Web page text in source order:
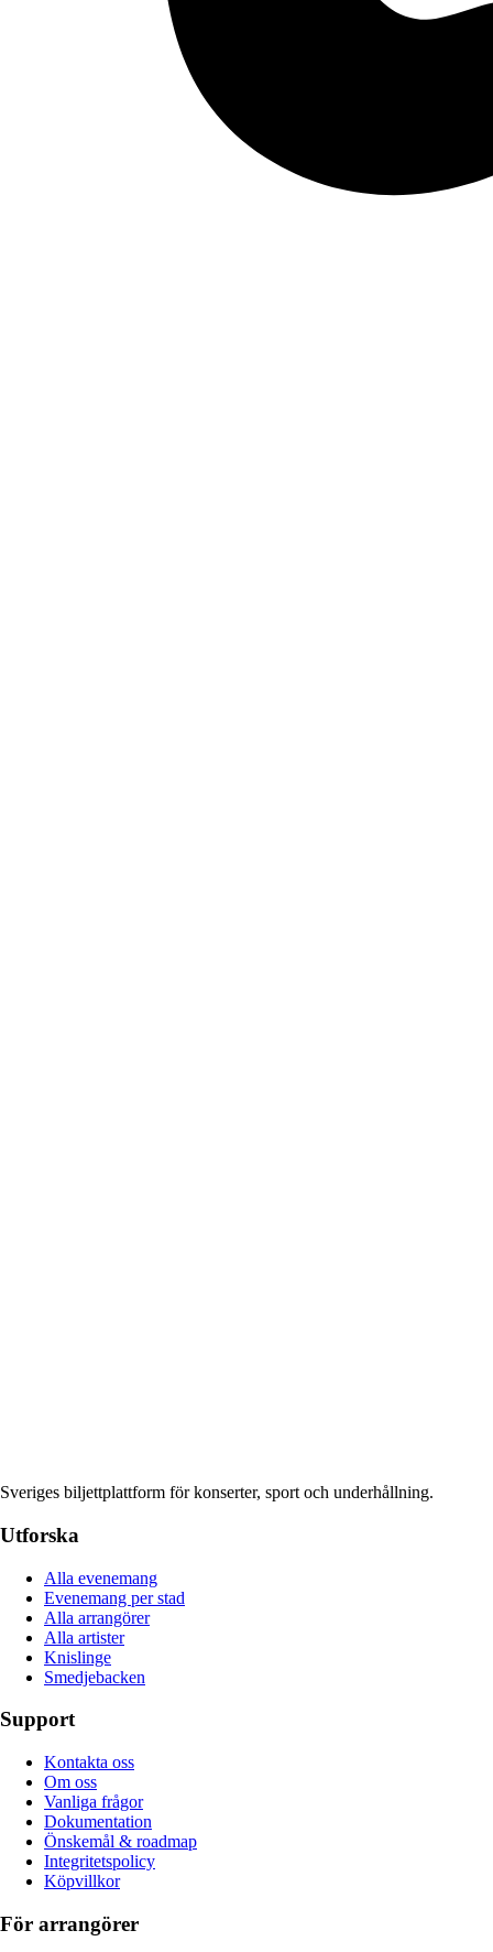
Sveriges biljettplattform för konserter, sport och underhållning.
Utforska
Alla evenemang
Evenemang per stad
Alla arrangörer
Alla artister
Knislinge
Smedjebacken
Support
Kontakta oss
Om oss
Vanliga frågor
Dokumentation
Önskemål & roadmap
Integritetspolicy
Köpvillkor
För arrangörer